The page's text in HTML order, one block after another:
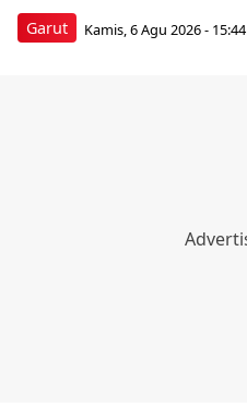
Garut Kamis, 6 Agu 2026 - 15:44